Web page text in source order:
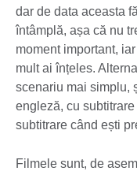
dar de data aceasta
întâmplă, așa că nu
moment important,
mult ai înțeles.
scenariu mai simplu,
engleză, cu
subtitrare când ești
Filmele sunt, de